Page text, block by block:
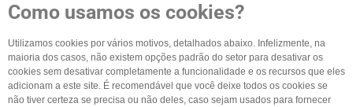
Como usamos os cookies?
Utilizamos cookies por vários motivos, detalhados abaixo. Infelizmente, na
maioria dos casos, não existem opções padrão do setor para desativar os
cookies sem desativar completamente a funcionalidade e os recursos que eles
adicionam a este site. É recomendável que você deixe todos os cookies se
não tiver certeza se precisa ou não deles, caso sejam usados para fornecer